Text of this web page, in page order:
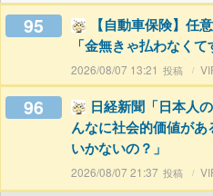
95
【自動車保険】任
「金無きゃ払わなくて
2026/08/07 13:21
96
日経新聞「日本人
んなに社会的価値が
いかないの？」
2026/08/07 21:37